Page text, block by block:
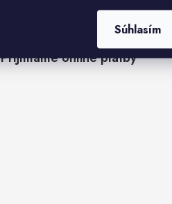
Súhlasím
Prijímame online platby